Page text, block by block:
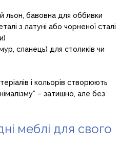
льон, бавовна для оббивки
з латуні або чорненої сталі
сланець) для столиків чи
і кольорів створюють
– затишно, але без
меблі для свого